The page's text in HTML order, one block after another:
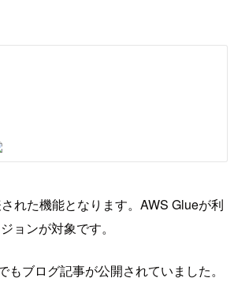
れた機能となります。AWS Glueが利
ョンが対象です。
もブログ記事が公開されていました。